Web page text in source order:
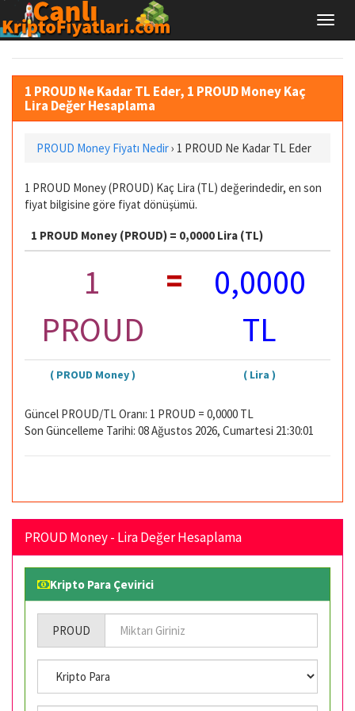
1 PROUD Ne Kadar TL Eder, 1 PROUD Money Kaç
Lira Değer Hesaplama
PROUD Money Fiyatı Nedir› 1 PROUD Ne Kadar TL Eder
1 PROUD Money (PROUD) Kaç Lira (TL) değerindedir, en son
fiyat bilgisine göre fiyat dönüşümü.
1 PROUD Money (PROUD) = 0,0000 Lira (TL)
1
PROUD
=
0,0000
TL
( PROUD Money ) ( Lira )
Güncel PROUD/TL Oranı: 1 PROUD = 0,0000 TL
Son Güncelleme Tarihi: 08 Ağustos 2026, Cumartesi 21:30:01
PROUD Money - Lira Değer Hesaplama
Kripto Para Çevirici
PROUD